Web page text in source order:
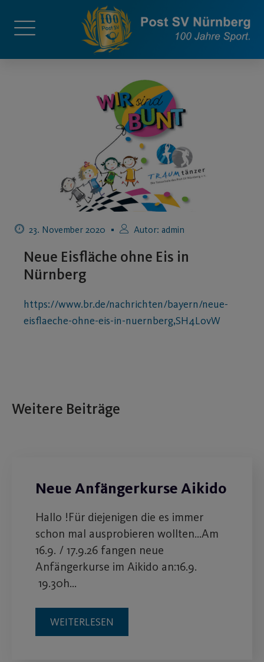
23. November 2020 Autor: admin
Neue Eisfläche ohne Eis in
Nürnberg
https://www.br.de/nachrichten/bayern/neue-
eisflaeche-ohne-eis-in-nuernberg,SH4LovW
Weitere Beiträge
Neue Anfängerkurse Aikido
Hallo !Für diejenigen die es immer
schon mal ausprobieren wollten…Am
16.9. / 17.9.26 fangen neue
Anfängerkurse im Aikido an:16.9.
19.30h…
WEITERLESEN